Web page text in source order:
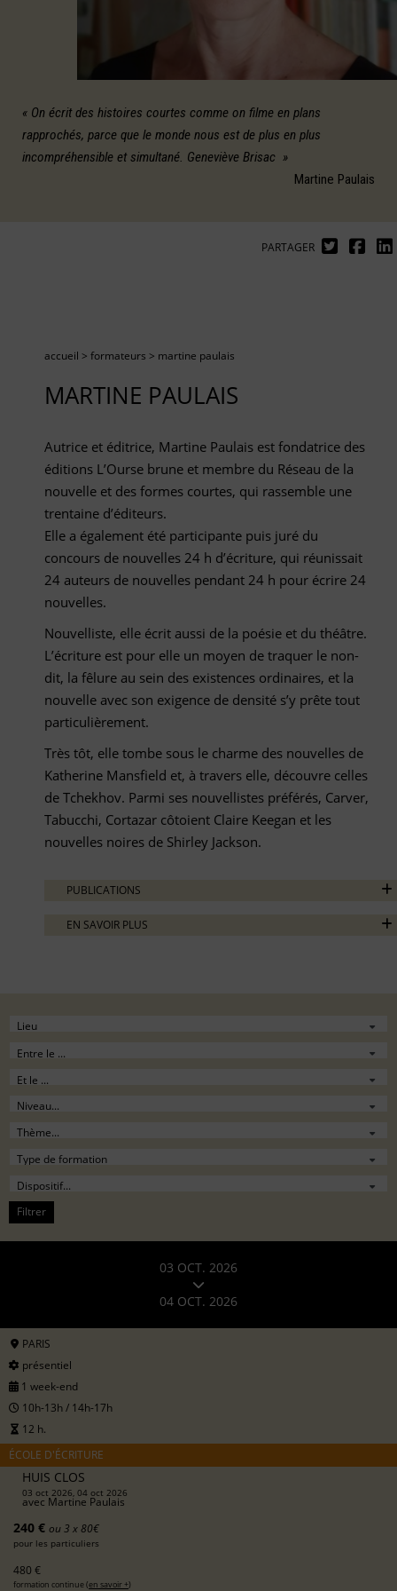
« On écrit des histoires courtes comme on filme en plans
rapprochés, parce que le monde nous est de plus en plus
incompréhensible et simultané. Geneviève Brisac »
Martine Paulais
PARTAGER
accueil > formateurs > martine paulais
MARTINE PAULAIS
Autrice et éditrice, Martine Paulais est fondatrice des
éditions L’Ourse brune et membre du Réseau de la
nouvelle et des formes courtes, qui rassemble une
trentaine d’éditeurs.
Elle a également été participante puis juré du
concours de nouvelles 24 h d’écriture, qui réunissait
24 auteurs de nouvelles pendant 24 h pour écrire 24
nouvelles.
Nouvelliste, elle écrit aussi de la poésie et du théâtre.
L’écriture est pour elle un moyen de traquer le non-
dit, la fêlure au sein des existences ordinaires, et la
nouvelle avec son exigence de densité s’y prête tout
particulièrement.
Très tôt, elle tombe sous le charme des nouvelles de
Katherine Mansfield et, à travers elle, découvre celles
de Tchekhov. Parmi ses nouvellistes préférés, Carver,
Tabucchi, Cortazar côtoient Claire Keegan et les
nouvelles noires de Shirley Jackson.
PUBLICATIONS
EN SAVOIR PLUS
Filtrer
03 OCT. 2026
04 OCT. 2026
PARIS
présentiel
1 week-end
10h-13h / 14h-17h
12 h.
ÉCOLE D'ÉCRITURE
HUIS CLOS
03 oct 2026, 04 oct 2026
avec Martine Paulais
240 € ou 3 x 80€
pour les particuliers
480 €
formation continue (en savoir +)